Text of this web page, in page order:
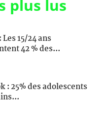
plus lus
15/24 ans
42 % des...
: 25% des adolescents